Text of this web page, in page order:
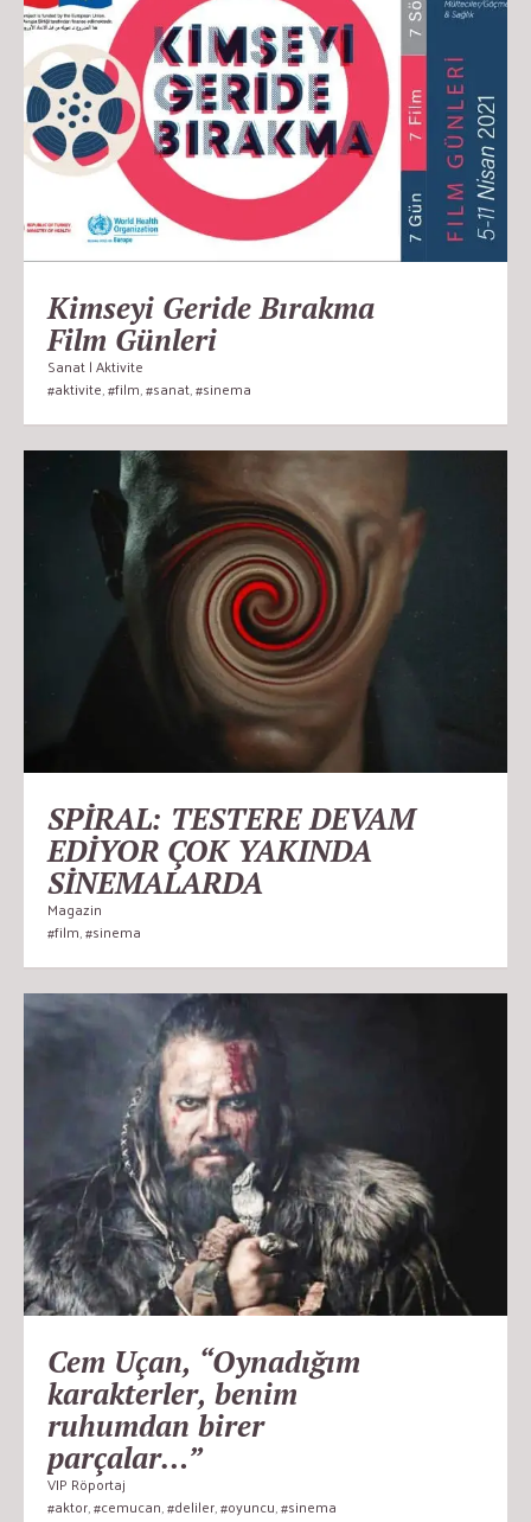
Kimseyi Geride Bırakma
Film Günleri
Sanat | Aktivite
#aktivite,#film,#sanat,#sinema
SPİRAL: TESTERE DEVAM
EDİYOR ÇOK YAKINDA
SİNEMALARDA
Magazin
#film,#sinema
Cem Uçan, “Oynadığım
karakterler, benim
ruhumdan birer
parçalar…”
VIP Röportaj
#aktor,#cemucan,#deliler,#oyuncu,#sinema